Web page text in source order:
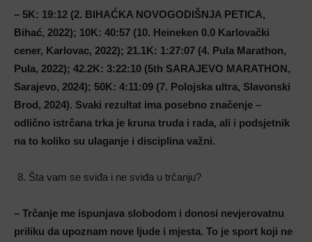
– 5K: 19:12 (2. BIHAĆKA NOVOGODIŠNJA PETICA,
Bihać, 2022); 10K: 40:57 (10. Heineken 0.0 Karlovački
cener, Karlovac, 2022); 21.1K: 1:27:07 (4. Pula Marathon,
Pula, 2022); 42.2K: 3:22:10 (5th SARAJEVO MARATHON,
Sarajevo, 2024); 50K: 4:11:09 (7. Polojska ultra, Slavonski
Brod, 2024). Svaki rezultat ima posebno značenje –
odlično istrčana trka je kruna truda i rada, ali i podsjetnik
na to koliko su ulaganje i disciplina važni.
Šta vam se sviđa i ne sviđa u trčanju?
– Trčanje me ispunjava slobodom i donosi nevjerovatnu
priliku da upoznam nove ljude i mjesta. To je sport koji ne